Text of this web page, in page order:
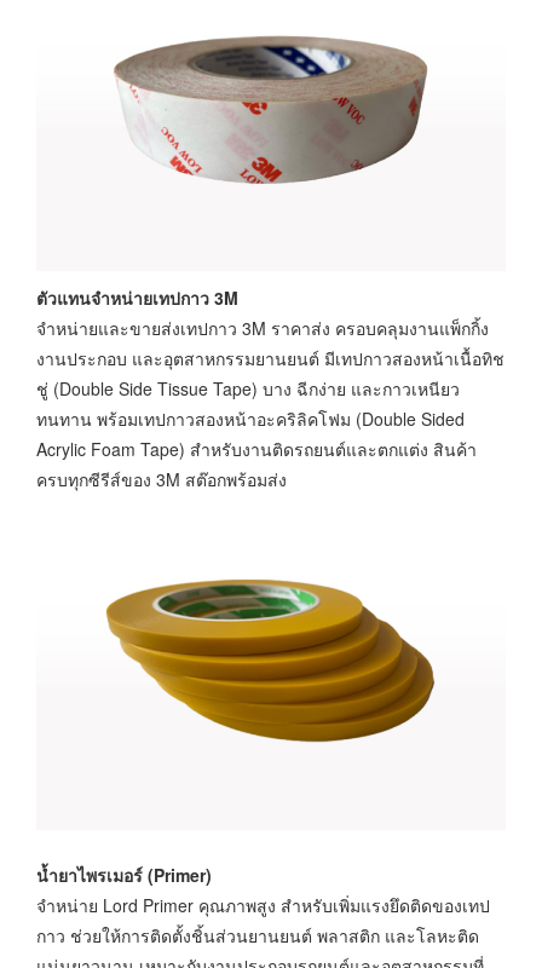
ตัวแทนจำหน่ายเทปกาว 3M
จำหน่ายและขายส่งเทปกาว 3M ราคาส่ง ครอบคลุมงานแพ็กกิ้ง
งานประกอบ และอุตสาหกรรมยานยนต์ มีเทปกาวสองหน้าเนื้อทิช
ชู่ (Double Side Tissue Tape) บาง ฉีกง่าย และกาวเหนียว
ทนทาน พร้อมเทปกาวสองหน้าอะคริลิคโฟม (Double Sided
Acrylic Foam Tape) สำหรับงานติดรถยนต์และตกแต่ง สินค้า
ครบทุกซีรีส์ของ 3M สต๊อกพร้อมส่ง
น้ำยาไพรเมอร์ (Primer)
จำหน่าย Lord Primer คุณภาพสูง สำหรับเพิ่มแรงยึดติดของเทป
กาว ช่วยให้การติดตั้งชิ้นส่วนยานยนต์ พลาสติก และโลหะติด